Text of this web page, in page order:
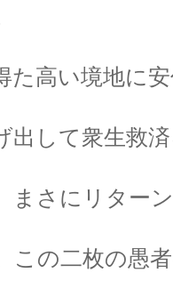
た高い境地に
出して衆生救
まさにリター
この二枚の愚